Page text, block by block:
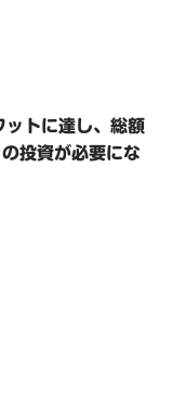
トに達し、総額
投資が必要にな